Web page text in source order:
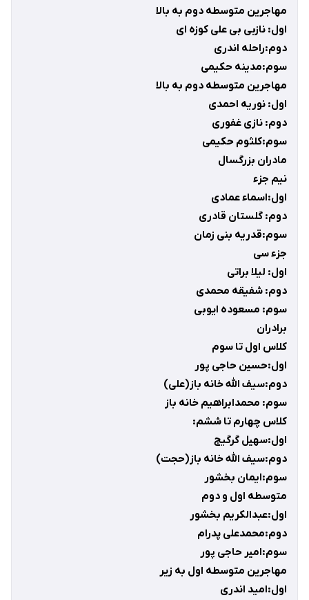
مهاجرین متوسطه دوم به بالا
اول: نازبی بی علی کوزه ای
دوم:راحله اندری
سوم:مدینه حکیمی
مهاجرین متوسطه دوم به بالا
اول: نوریه احمدی
دوم: نازی غفوری
سوم:کلثوم حکیمی
مادران بزرگسال
نیم جزء
اول:اسماء عمادی
دوم: گلستان قادری
سوم:قدریه بنی زمان
جزء سی
اول: لیلا براتی
دوم: شفیقه محمدی
سوم: مسعوده ایوبی
برادران
کلاس اول تا سوم
اول:حسین حاجی پور
دوم:سیف الله خانه باز(علی)
سوم: محمدابراهیم خانه باز
کلاس چهارم تا ششم:
اول:سهیل گرگیج
دوم:سیف الله خانه باز(حجت)
سوم:ایمان بخشور
متوسطه اول و دوم
اول:عبدالکریم بخشور
دوم:محمدعلی پدرام
سوم:امیر حاجی پور
مهاجرین متوسطه اول به زیر
اول:امید اندری